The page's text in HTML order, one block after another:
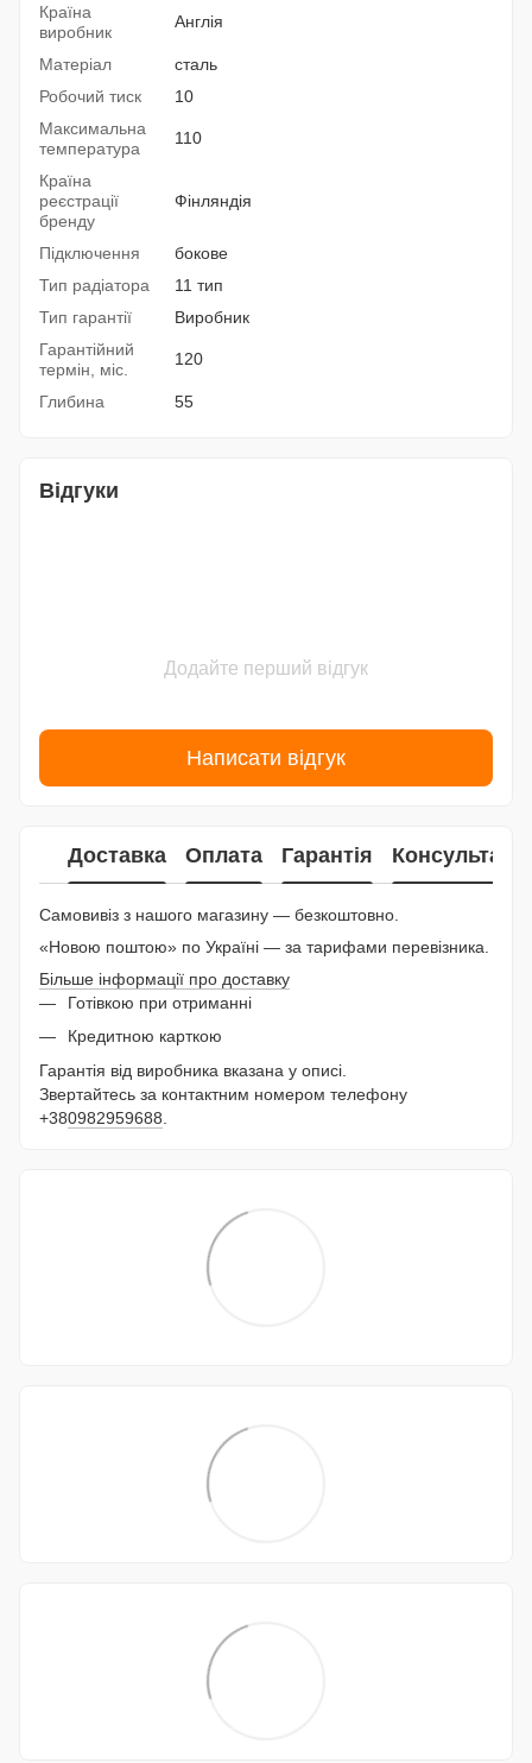
Країна
виробник
Англія
Матеріал
сталь
Робочий тиск
10
Максимальна
температура
110
Країна
реєстрації
бренду
Фінляндія
Підключення
бокове
Тип радіатора
11 тип
Тип гарантії
Виробник
Гарантійний
термін, міс.
120
Глибина 55
Відгуки
Додайте перший відгук
Написати відгук
Доставка Оплата Гарантія Консультація
Самовивіз з нашого магазину — безкоштовно.
«Новою поштою» по Україні — за тарифами перевізника.
Більше інформації про доставку
Готівкою при отриманні
Кредитною карткою
Гарантія від виробника вказана у описі.
Звертайтесь за контактним номером телефону
+380982959688